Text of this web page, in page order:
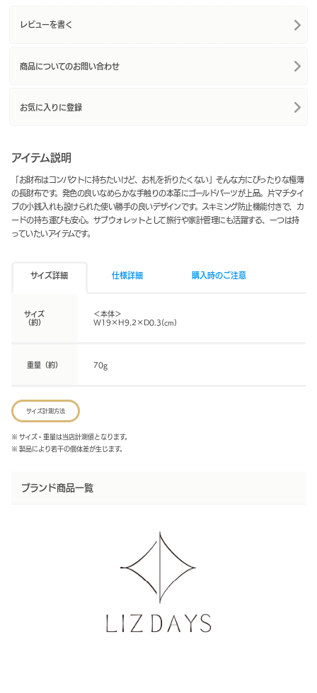
レビューを書く
商品についてのお問い合わせ
お気に入りに登録
アイテム説明
「お財布はコンパクトに持ちたいけど、お札を折りたくない」そんな方にぴったりな極薄
の長財布です。発色の良いなめらかな手触りの本革にゴールドパーツが上品。片マチタイ
プの小銭入れも設けられた使い勝手の良いデザインです。スキミング防止機能付きで、カ
ードの持ち運びも安心。サブウォレットとして旅行や家計管理にも活躍する、一つは持
っていたいアイテムです。
サイズ詳細 仕様詳細 購入時のご注意
サイズ
（約）
＜本体＞
W19×H9.2×D0.3(cm)
重量（約） 70g
サイズ計測方法
※ サイズ・重量は当店計測値となります。
※ 製品により若干の個体差が生じます。
ブランド商品一覧